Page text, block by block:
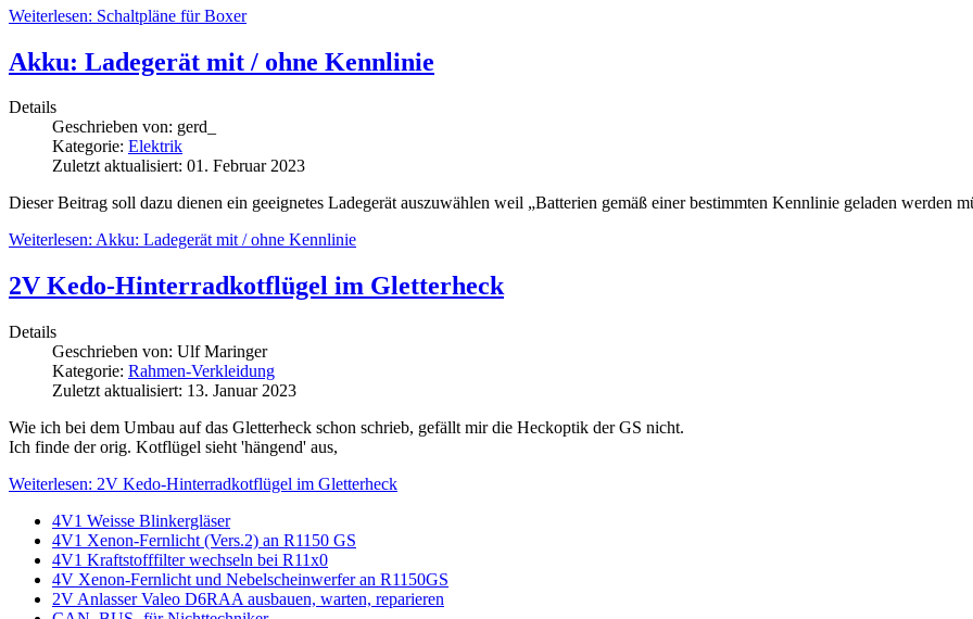
Weiterlesen: Schaltpläne für Boxer
Akku: Ladegerät mit / ohne Kennlinie
Details
Geschrieben von: gerd_
Kategorie: Elektrik
Zuletzt aktualisiert: 01. Februar 2023
Dieser Beitrag soll dazu dienen ein geeignetes Ladegerät auszuwählen weil „Batterien gemäß einer bestimmten Kennlinie geladen werden
Weiterlesen: Akku: Ladegerät mit / ohne Kennlinie
2V Kedo-Hinterradkotflügel im Gletterheck
Details
Geschrieben von: Ulf Maringer
Kategorie: Rahmen-Verkleidung
Zuletzt aktualisiert: 13. Januar 2023
Wie ich bei dem Umbau auf das Gletterheck schon schrieb, gefällt mir die Heckoptik der GS nicht.
Ich finde der orig. Kotflügel sieht 'hängend' aus,
Weiterlesen: 2V Kedo-Hinterradkotflügel im Gletterheck
4V1 Weisse Blinkergläser
4V1 Xenon-Fernlicht (Vers.2) an R1150 GS
4V1 Kraftstofffilter wechseln bei R11x0
4V Xenon-Fernlicht und Nebelscheinwerfer an R1150GS
2V Anlasser Valeo D6RAA ausbauen, warten, reparieren